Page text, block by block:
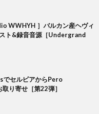
WWHYH ］バルカン産ヘヴィ
ト&録音音源［Undergrand
でセルビアからPero
り寄せ［第22弾］